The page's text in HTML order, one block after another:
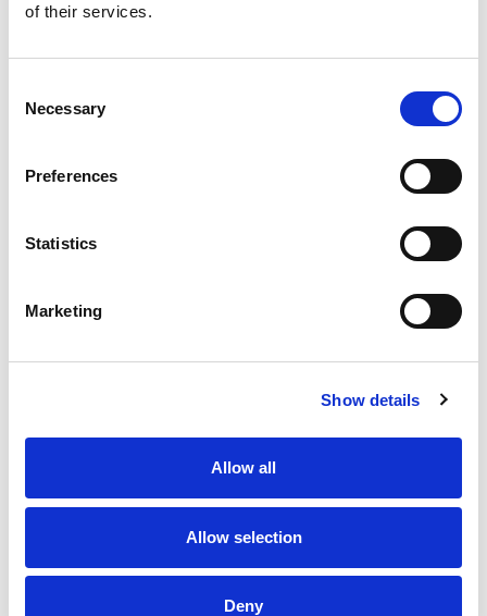
of their services.
Selection
Necessary
Preferences
Statistics
Marketing
Show details
Allow all
Allow selection
Deny
Heb je geen Entree account?
Klik hier om een gratis
account aan te maken.